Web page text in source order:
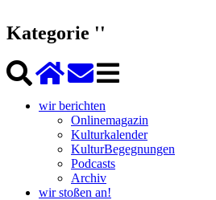
Kategorie ''
wir berichten
Onlinemagazin
Kulturkalender
KulturBegegnungen
Podcasts
Archiv
wir stoßen an!